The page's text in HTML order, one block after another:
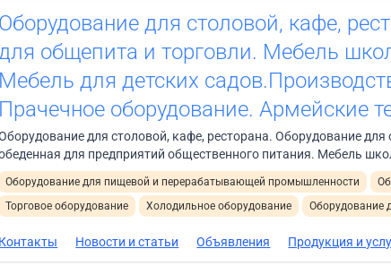
Оборудование для столовой, кафе,
общепита и торговли. Мебель
Мебель для детских
Прачечное оборудование. Армейские
для столовой, кафе, ресторана. Оборудование
для предприятий общественного питания. Мебель
Оборудование для пищевой и перерабатывающей промышленности
Торговое оборудование
Холодильное оборудование Оборудование
Контакты Новости и статьи Объявления Продукция и